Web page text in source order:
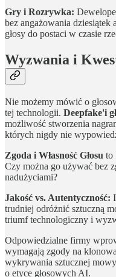
Gry i Rozrywka:
bez angażowania
głosy do postaci w czasie
Wyzwania i
Nie możemy mówić o
tej technologii. Deepfake'i
możliwość stworzenia
których nigdy nie
Zgoda i Własność Głosu to
Czy można go używać bez
nadużyciami?
Jakość vs. Autentyczność:
trudniej odróżnić sztuczną
triumf technologiczny i
Odpowiedzialne firmy
wymagają zgody na
wykrywania sztucznej
o etyce głosowych AI.